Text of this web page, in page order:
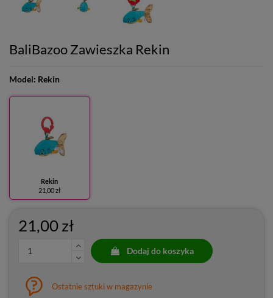
BaliBazoo Zawieszka Rekin
Model: Rekin
Rekin
21,00 zł
21,00 zł
Dodaj do koszyka
Ostatnie sztuki w magazynie